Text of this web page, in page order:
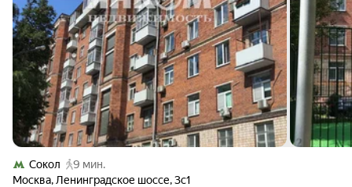
Сокол
9 мин.
Москва, Ленинградское шоссе,3с1